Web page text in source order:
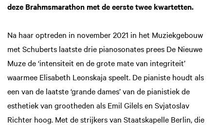
deze Brahmsmarathon met de eerste twee kwartetten.
Na haar optreden in november 2021 in het Muziekgebouw
met Schuberts laatste drie pianosonates prees De Nieuwe
Muze de ‘intensiteit en de grote mate van integriteit’
waarmee Elisabeth Leonskaja speelt. De pianiste houdt als
een van de laatste ‘grande dames’ van de pianistiek de
esthetiek van grootheden als Emil Gilels en Svjatoslav
Richter hoog. Met de strijkers van Staatskapelle Berlin, die